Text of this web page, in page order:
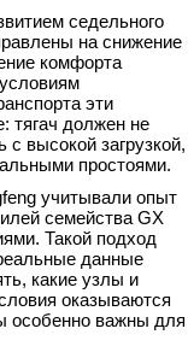
седельного
на снижение
комфорта
эти
тягач должен не
с высокой загрузкой,
простоями.
учитывали опыт
семейства GX
Такой подход
данные
какие узлы и
оказываются
особенно важны для